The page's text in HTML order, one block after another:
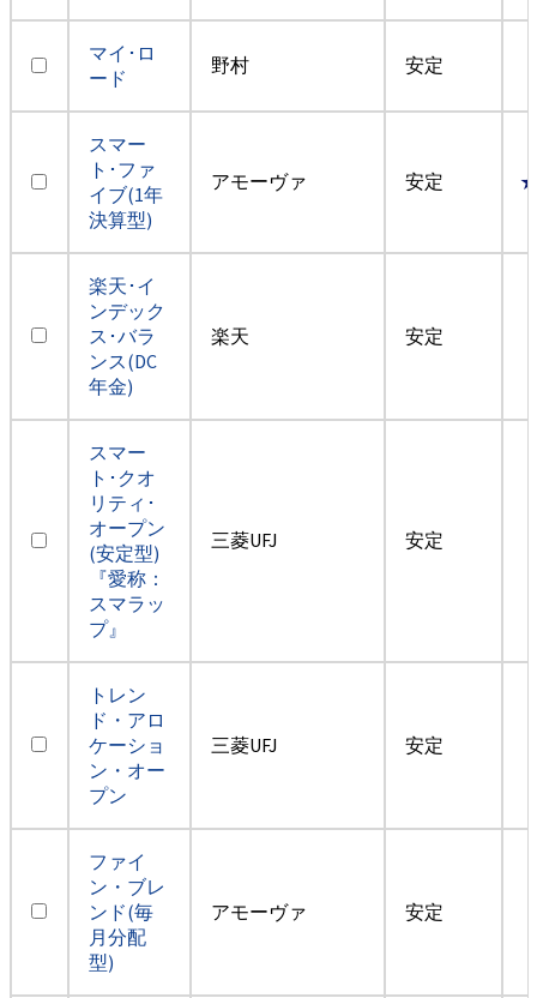
マイ･ロ
ード
野村 安定
スマー
ト･ファ
イブ(1年
決算型)
アモーヴァ 安定
楽天･イ
ンデック
ス･バラ
ンス(DC
年金)
楽天 安定
スマー
ト･クオ
リティ･
オープン
(安定型)
『愛称：
スマラッ
プ』
三菱UFJ 安定
トレン
ド・アロ
ケーショ
ン・オー
プン
三菱UFJ 安定
ファイ
ン・ブレ
ンド(毎
月分配
型)
アモーヴァ 安定